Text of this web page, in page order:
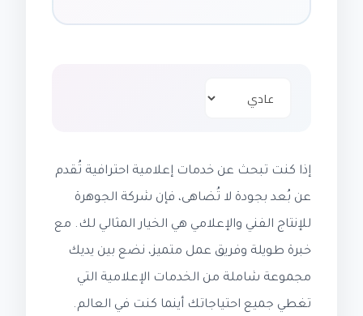
إذا كنت تبحث عن خدمات إعلامية احترافية تُقدم
عن بُعد بجودة لا تُضاهى، فإن شركة الجوهرة
للإنتاج الفني والإعلامي هي الخيار المثالي لك. مع
خبرة طويلة وفريق عمل متميز، نضع بين يديك
مجموعة شاملة من الخدمات الإعلامية التي
تغطي جميع احتياجاتك أينما كنت في العالم.